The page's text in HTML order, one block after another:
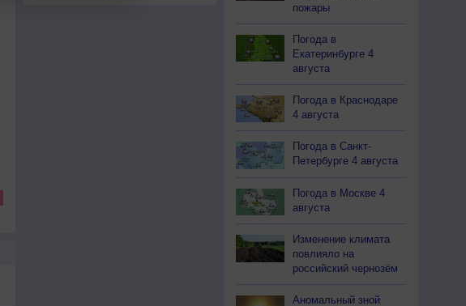
пожары
Погода в
Екатеринбурге 4
августа
Погода в Краснодаре
4 августа
Погода в Санкт-
Петербурге 4 августа
Погода в Москве 4
августа
Изменение климата
повлияло на
российский чернозём
Аномальный зной